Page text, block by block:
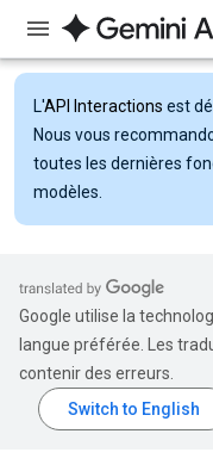
L'API Interactions est
Nous vous
toutes les dernières
modèles.
Google utilise la
langue préférée. Les
contenir des erreurs.